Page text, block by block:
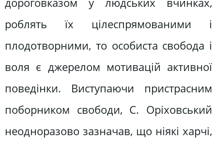
роблять їх цілеспрямованими і
плодотворними, то особиста свобода і
воля є джерелом мотивацій активної
поведінки. Виступаючи пристрасним
поборником свободи, С. Оріховський
неодноразово зазначав, що ніякі харчі,